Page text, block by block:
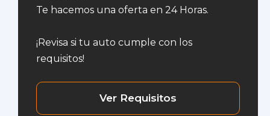
Te hacemos una oferta en 24 Horas.
¡Revisa si tu auto cumple con los
requisitos!
Ver Requisitos